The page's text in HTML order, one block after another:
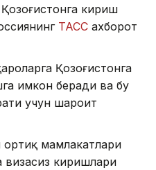
кириш
ТАСС ахборот
Қозоғистонга
имкон беради ва бу
учун шароит
мамлакатлари
визасиз киришлари